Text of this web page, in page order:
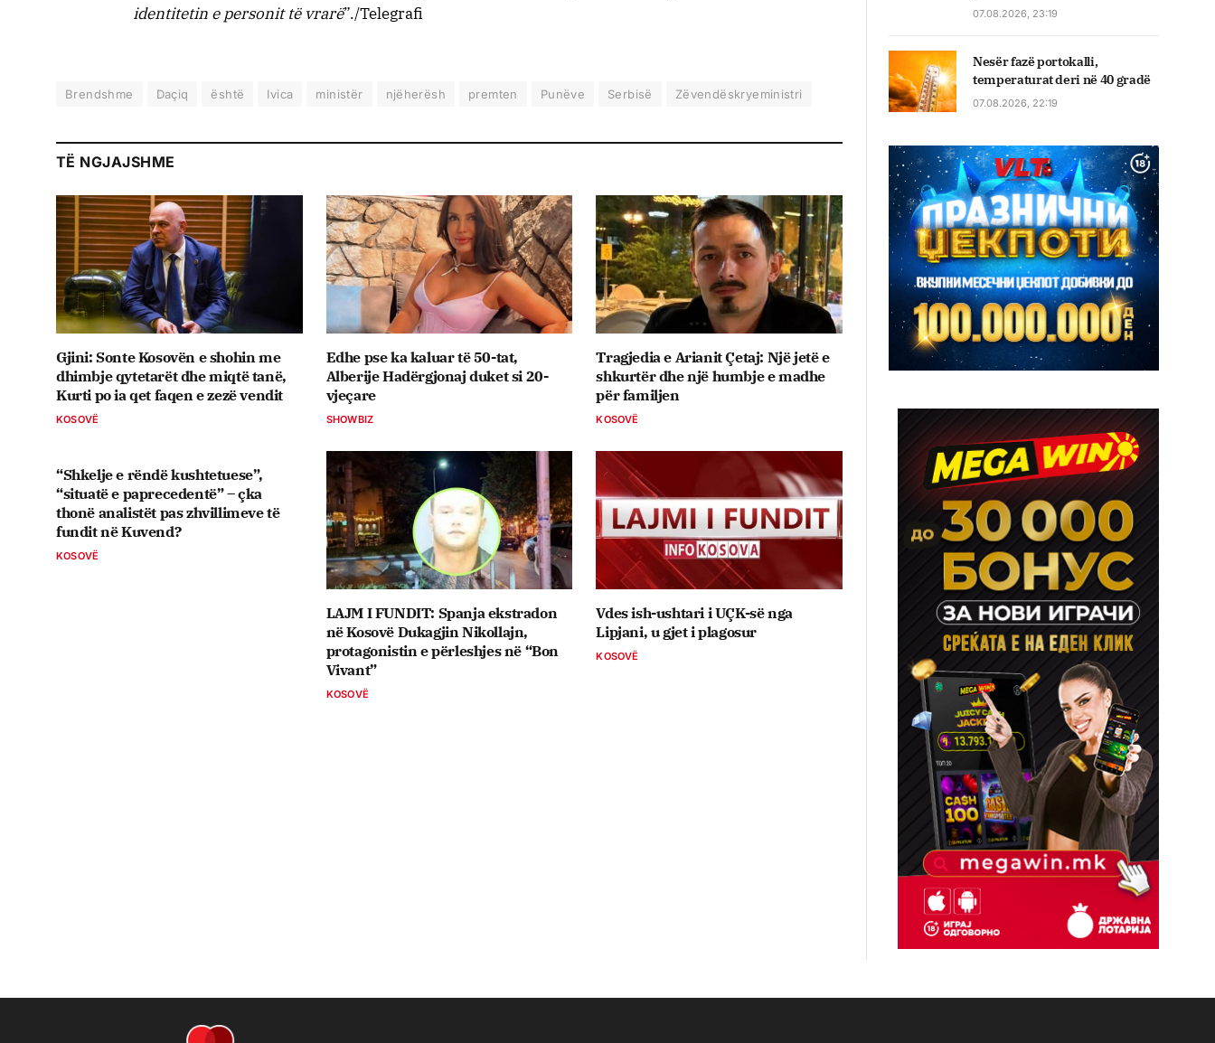
identitetin e personit të vrarë”./Telegrafi
Brendshme Daçiq është Ivica ministër njëherësh premten Punëve Serbisë Zëvendëskryeministri
TË NGJAJSHME
Gjini: Sonte Kosovën e shohin me
dhimbje qytetarët dhe miqtë tanë,
Kurti po ia qet faqen e zezë vendit
KOSOVË
Edhe pse ka kaluar të 50-tat,
Alberije Hadërgjonaj duket si 20-
vjeçare
SHOWBIZ
Tragjedia e Arianit Çetaj: Një jetë e
shkurtër dhe një humbje e madhe
për familjen
KOSOVË
“Shkelje e rëndë kushtetuese”,
“situatë e paprecedentë” – çka
thonë analistët pas zhvillimeve të
fundit në Kuvend?
KOSOVË
LAJM I FUNDIT: Spanja ekstradon
në Kosovë Dukagjin Nikollajn,
protagonistin e përleshjes në “Bon
Vivant”
KOSOVË
Vdes ish-ushtari i UÇK-së nga
Lipjani, u gjet i plagosur
KOSOVË
07.08.2026, 23:19
Nesër fazë portokalli,
temperaturat deri në 40 gradë
07.08.2026, 22:19